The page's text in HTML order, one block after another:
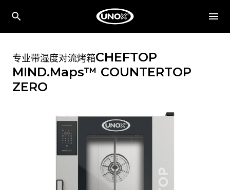
专业带湿度对流烤箱CHEFTOP
MIND.Maps™ COUNTERTOP
ZERO